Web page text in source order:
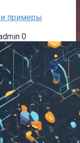
примеры
0